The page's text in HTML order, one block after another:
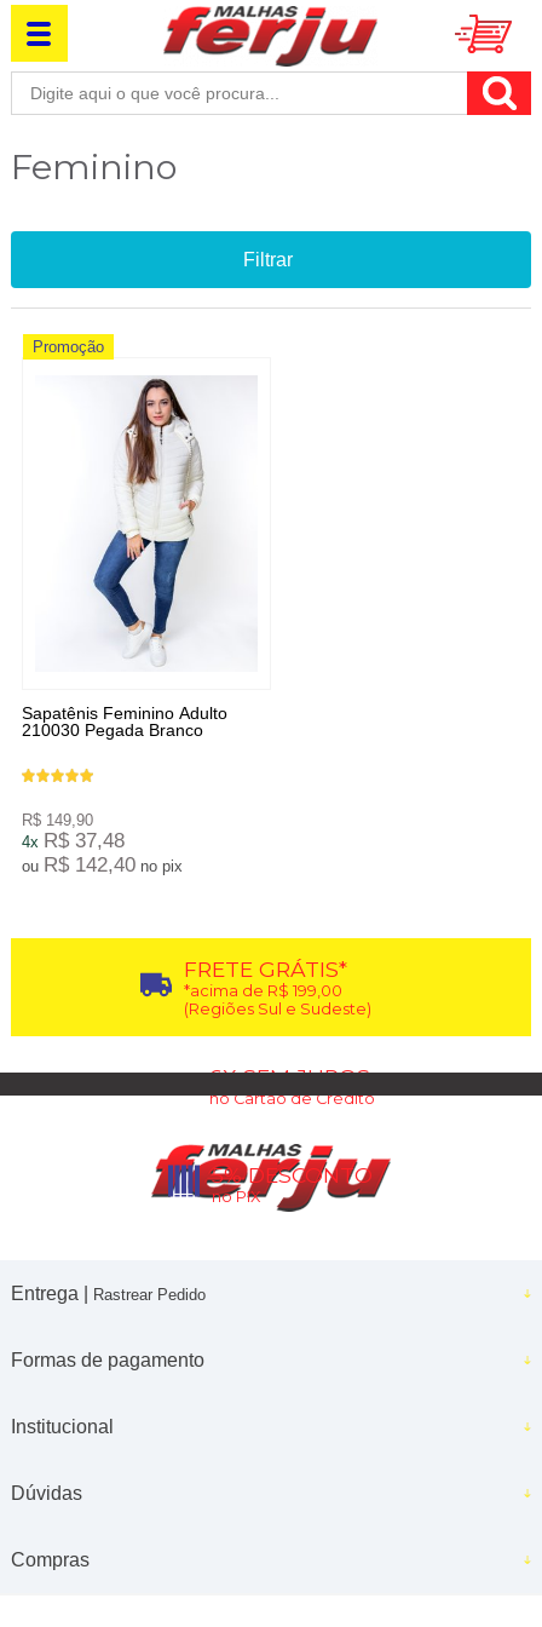
Feminino
Filtrar
Promoção
Sapatênis Feminino Adulto
210030 Pegada Branco
R$ 149,90
4x R$ 37,48
ou R$ 142,40 no pix
FRETE GRÁTIS*
*acima de R$ 199,00
(Regiões Sul e Sudeste)
6X SEM JUROS
no Cartão de Crédito
5% DESCONTO
no PIX
Entrega | Rastrear Pedido
Formas de pagamento
Institucional
Dúvidas
Compras